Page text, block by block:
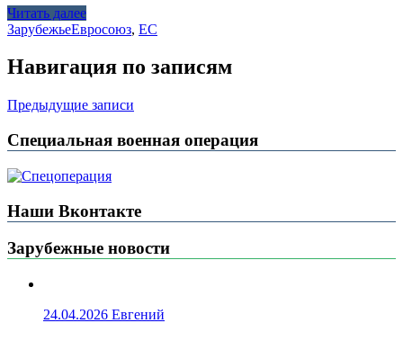
Читать далее
ЗарубежьеЕвросоюз, ЕС
Навигация по записям
Предыдущие записи
Специальная военная операция
Наши Вконтакте
Зарубежные новости
24.04.2026 Евгений